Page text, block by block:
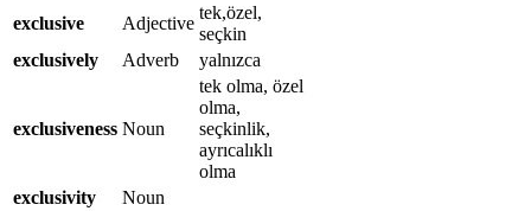
exclusive
Adjective
tek,özel,
seçkin
exclusively
Adverb yalnızca
exclusiveness Noun
tek olma, özel
olma,
seçkinlik,
ayrıcalıklı
olma
exclusivity
Noun